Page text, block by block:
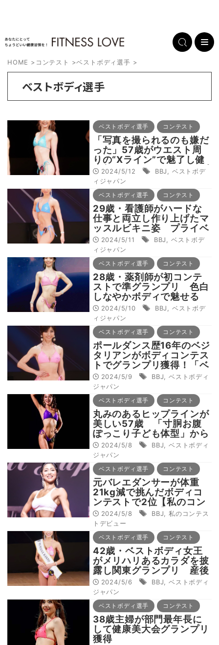
HOME > コンテスト >ベストボディ選手 >
ベストボディ選手
ベストボディ選手 コンテスト
「写真を撮られるのも嫌だ
った」57歳がウエスト周
りの“Xライン”で魅了し健
康美コンテストでグランプ
リ獲得
2024/5/12 BBJ
ベストボデ
ィジャパン
ベストボディ選手 コンテスト
29歳・看護師がハードな
仕事と両立し作り上げたマ
ッスルビキニ姿 プライベ
ートを捧げ、コンテストで
見事グランプリに輝く
2024/5/11 BBJ
ベストボデ
ィジャパン
ベストボディ選手 コンテスト
28歳・薬剤師が初コンテ
ストで準グランプリ 色白
しなやかボディで魅せる
2024/5/10 BBJ
ベストボデ
ィジャパン
ベストボディ選手 コンテスト
ポールダンス歴16年のベジ
タリアンがボディコンテス
トでグランプリ獲得！「ベ
ジタリアンマッチョとして
躍進します！」
2024/5/9 BBJ
ベストボディ
ジャパン
ベストボディ選手 コンテスト
丸みのあるヒップラインが
美しい57歳 「寸胴お腹
ぽっこり子ども体型」から
激変！
2024/5/8 BBJ
ベストボディ
ジャパン
ベストボディ選手 コンテスト
元バレエダンサーが体重
21kg減で挑んだボディコ
ンテストで2位【私のコン
テストデビュー】
2024/5/8 BBJ
私のコンテス
トデビュー
ベストボディ選手 コンテスト
42歳・ベストボディ女王
がメリハリあるカラダを披
露し関東グランプリ 産後
ダイエットから5年で日本
代表に
2024/5/6 BBJ
ベストボディ
ジャパン
ベストボディ選手 コンテスト
38歳主婦が部門最年長に
して健康美大会グランプリ
獲得